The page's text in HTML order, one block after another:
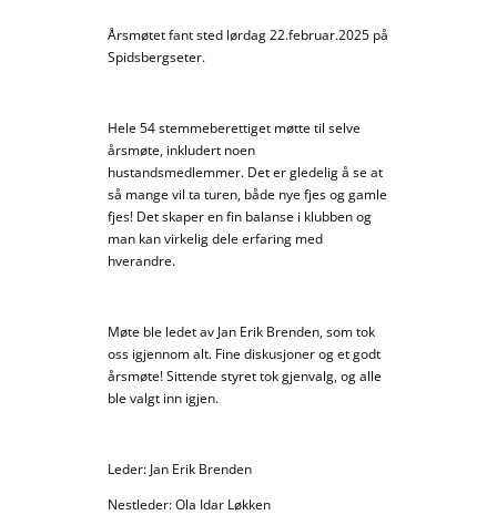
Årsmøtet fant sted lørdag 22.februar.2025 på
Spidsbergseter.
Hele 54 stemmeberettiget møtte til selve
årsmøte, inkludert noen
hustandsmedlemmer. Det er gledelig å se at
så mange vil ta turen, både nye fjes og gamle
fjes! Det skaper en fin balanse i klubben og
man kan virkelig dele erfaring med
hverandre.
Møte ble ledet av Jan Erik Brenden, som tok
oss igjennom alt. Fine diskusjoner og et godt
årsmøte! Sittende styret tok gjenvalg, og alle
ble valgt inn igjen.
Leder: Jan Erik Brenden
Nestleder: Ola Idar Løkken